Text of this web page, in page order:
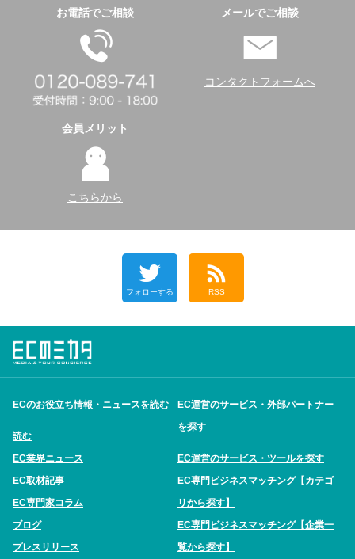
お電話でご相談 メールでご相談
コンタクトフォームへ
会員メリット
こちらから
フォローする RSS
ECのお役立ち情報・ニュースを読む
読む
EC業界ニュース
EC取材記事
EC専門家コラム
ブログ
プレスリリース
EC運営のサービス・外部パートナー
を探す
EC運営のサービス・ツールを探す
EC専門ビジネスマッチング【カテゴ
リから探す】
EC専門ビジネスマッチング【企業一
覧から探す】